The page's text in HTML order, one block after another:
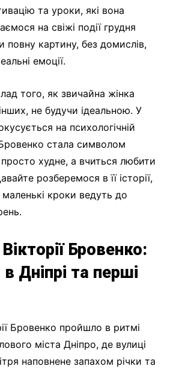
та уроки, які вона
на свіжі події грудня
картину, без домислів,
емоції.
того, як звичайна жінка
не будучи ідеальною. У
на психологічній
Бровенко стала символом
просто худне, а вчиться любити
розберемося в її історії,
кроки ведуть до
Бровенко:
Дніпрі та перші
Бровенко пройшло в ритмі
міста Дніпро, де вулиці
наповнене запахом річки та